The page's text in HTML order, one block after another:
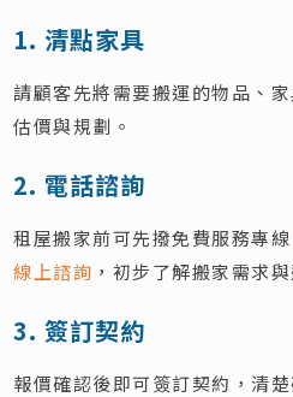
1. 清點家具
請顧客先將需要搬運的物品、
估價與規劃。
2. 電話諮詢
租屋搬家前可先撥免費服務專線
線上諮詢 ，初步了解搬家需求
3. 簽訂契約
報價確認後即可簽訂契約，清